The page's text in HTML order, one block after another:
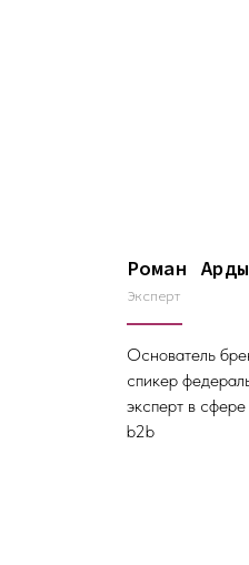
Роман
Эксперт
Основатель
спикер
эксперт в
b2b